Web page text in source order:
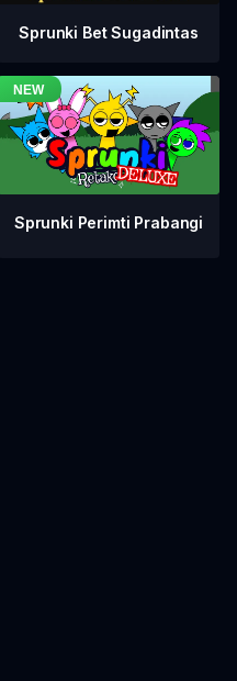
Sprunki Bet Sugadintas
Sprunki Perimti Prabangi